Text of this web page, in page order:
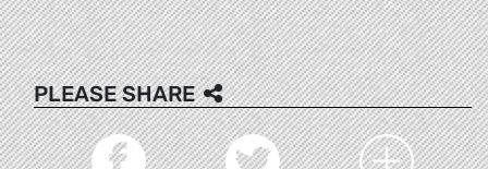
PLEASE SHARE